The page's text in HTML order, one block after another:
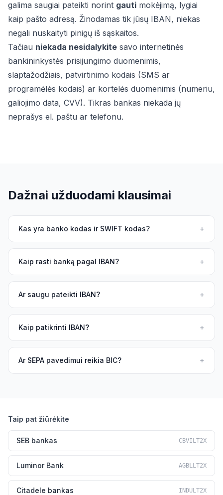
galima saugiai pateikti norint gauti mokėjimą, lygiai
kaip pašto adresą. Žinodamas tik jūsų IBAN, niekas
negali nuskaityti pinigų iš sąskaitos.
Tačiau niekada nesidalykite savo internetinės
bankininkystės prisijungimo duomenimis,
slaptažodžiais, patvirtinimo kodais (SMS ar
programėlės kodais) ar kortelės duomenimis (numeriu,
galiojimo data, CVV). Tikras bankas niekada jų
neprašys el. paštu ar telefonu.
Dažnai užduodami klausimai
Kas yra banko kodas ir SWIFT kodas? +
Kaip rasti banką pagal IBAN? +
Ar saugu pateikti IBAN? +
Kaip patikrinti IBAN? +
Ar SEPA pavedimui reikia BIC? +
Taip pat žiūrėkite
SEB bankas CBVILT2X
Luminor Bank AGBLLT2X
Citadele bankas INDULT2X